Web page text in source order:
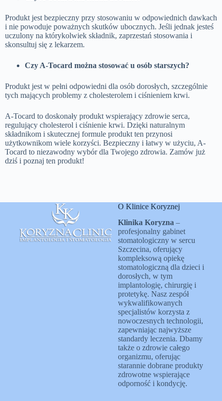
Produkt jest bezpieczny przy stosowaniu w odpowiednich dawkach
i nie powoduje poważnych skutków ubocznych. Jeśli jednak jesteś
uczulony na którykolwiek składnik, zaprzestań stosowania i
skonsultuj się z lekarzem.
Czy A-Tocard można stosować u osób starszych?
Produkt jest w pełni odpowiedni dla osób dorosłych, szczególnie
tych mających problemy z cholesterolem i ciśnieniem krwi.
A-Tocard to doskonały produkt wspierający zdrowie serca,
regulujący cholesterol i ciśnienie krwi. Dzięki naturalnym
składnikom i skutecznej formule produkt ten przynosi
użytkownikom wiele korzyści. Bezpieczny i łatwy w użyciu, A-
Tocard to niezawodny wybór dla Twojego zdrowia. Zamów już
dziś i poznaj ten produkt!
O Klinice Koryznej
Klinika Koryzna–
profesjonalny gabinet
stomatologiczny w sercu
Szczecina, oferujący
kompleksową opiekę
stomatologiczną dla dzieci i
dorosłych, w tym
implantologię, chirurgię i
protetykę. Nasz zespół
wykwalifikowanych
specjalistów korzysta z
nowoczesnych technologii,
zapewniając najwyższe
standardy leczenia. Dbamy
także o zdrowie całego
organizmu, oferując
starannie dobrane produkty
zdrowotne wspierające
odporność i kondycję.